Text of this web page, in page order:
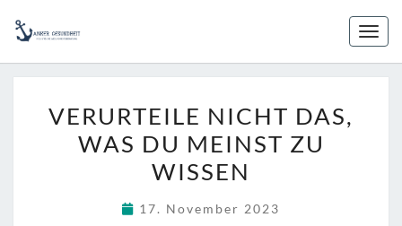
content
NICHT
DAS,
WAS
MEINST
VERURTEILE NICHT DAS,
WAS DU MEINST ZU
WISSEN
17. November 2023